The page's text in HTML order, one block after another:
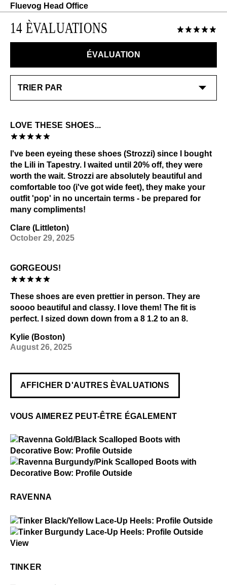
Frottement excessif
Humidité
Alcool et autres solvants
Exposition prolongée aux rayons UV
Consultez notre pageEntretienpour obtenir des
informations générales sur l'entretien.
EN SAVOIR PLUS
14 ÈVALUATIONS
ÉVALUATION
LOVE THESE SHOES...
I've been eyeing these shoes (Strozzi) since I bought
the Lili in Tapestry. I waited until 20% off, they were
worth the wait. Strozzi are absolutely beautiful and
comfortable too (i've got wide feet), they make your
outfit 'pop' in no uncertain terms - be prepared for
many compliments!
Clare (Littleton)
October 29, 2025
GORGEOUS!
These shoes are even prettier in person. They are
soooo beautiful and classy. I love them! The fit is
perfect. I sized down down from a 8 1.2 to an 8.
Kylie (Boston)
August 26, 2025
AFFICHER D'AUTRES ÈVALUATIONS
VOUS AIMEREZ PEUT-ÊTRE ÉGALEMENT
Ravenna
RAVENNA
Tinker
TINKER